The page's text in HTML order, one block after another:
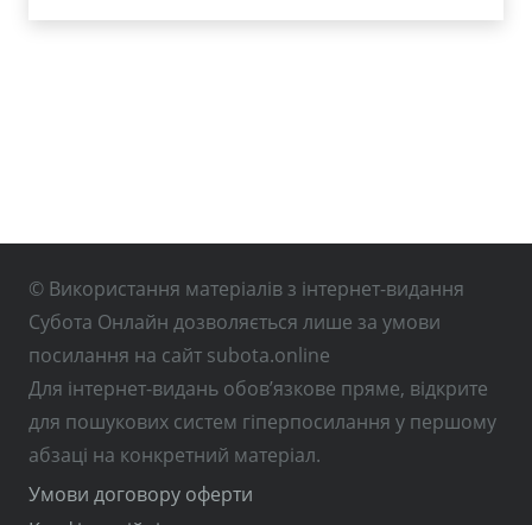
© Використання матеріалів з інтернет-видання
Субота Онлайн дозволяється лише за умови
посилання на сайт subota.online
Для інтернет-видань обов’язкове пряме, відкрите
для пошукових систем гіперпосилання у першому
абзаці на конкретний матеріал.
Умови договору оферти